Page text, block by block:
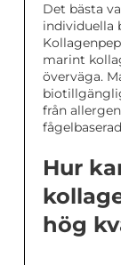
Det bästa
individuella
marint
överväga.
från
Hur
hög